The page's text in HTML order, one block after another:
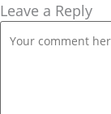
Leave a Reply